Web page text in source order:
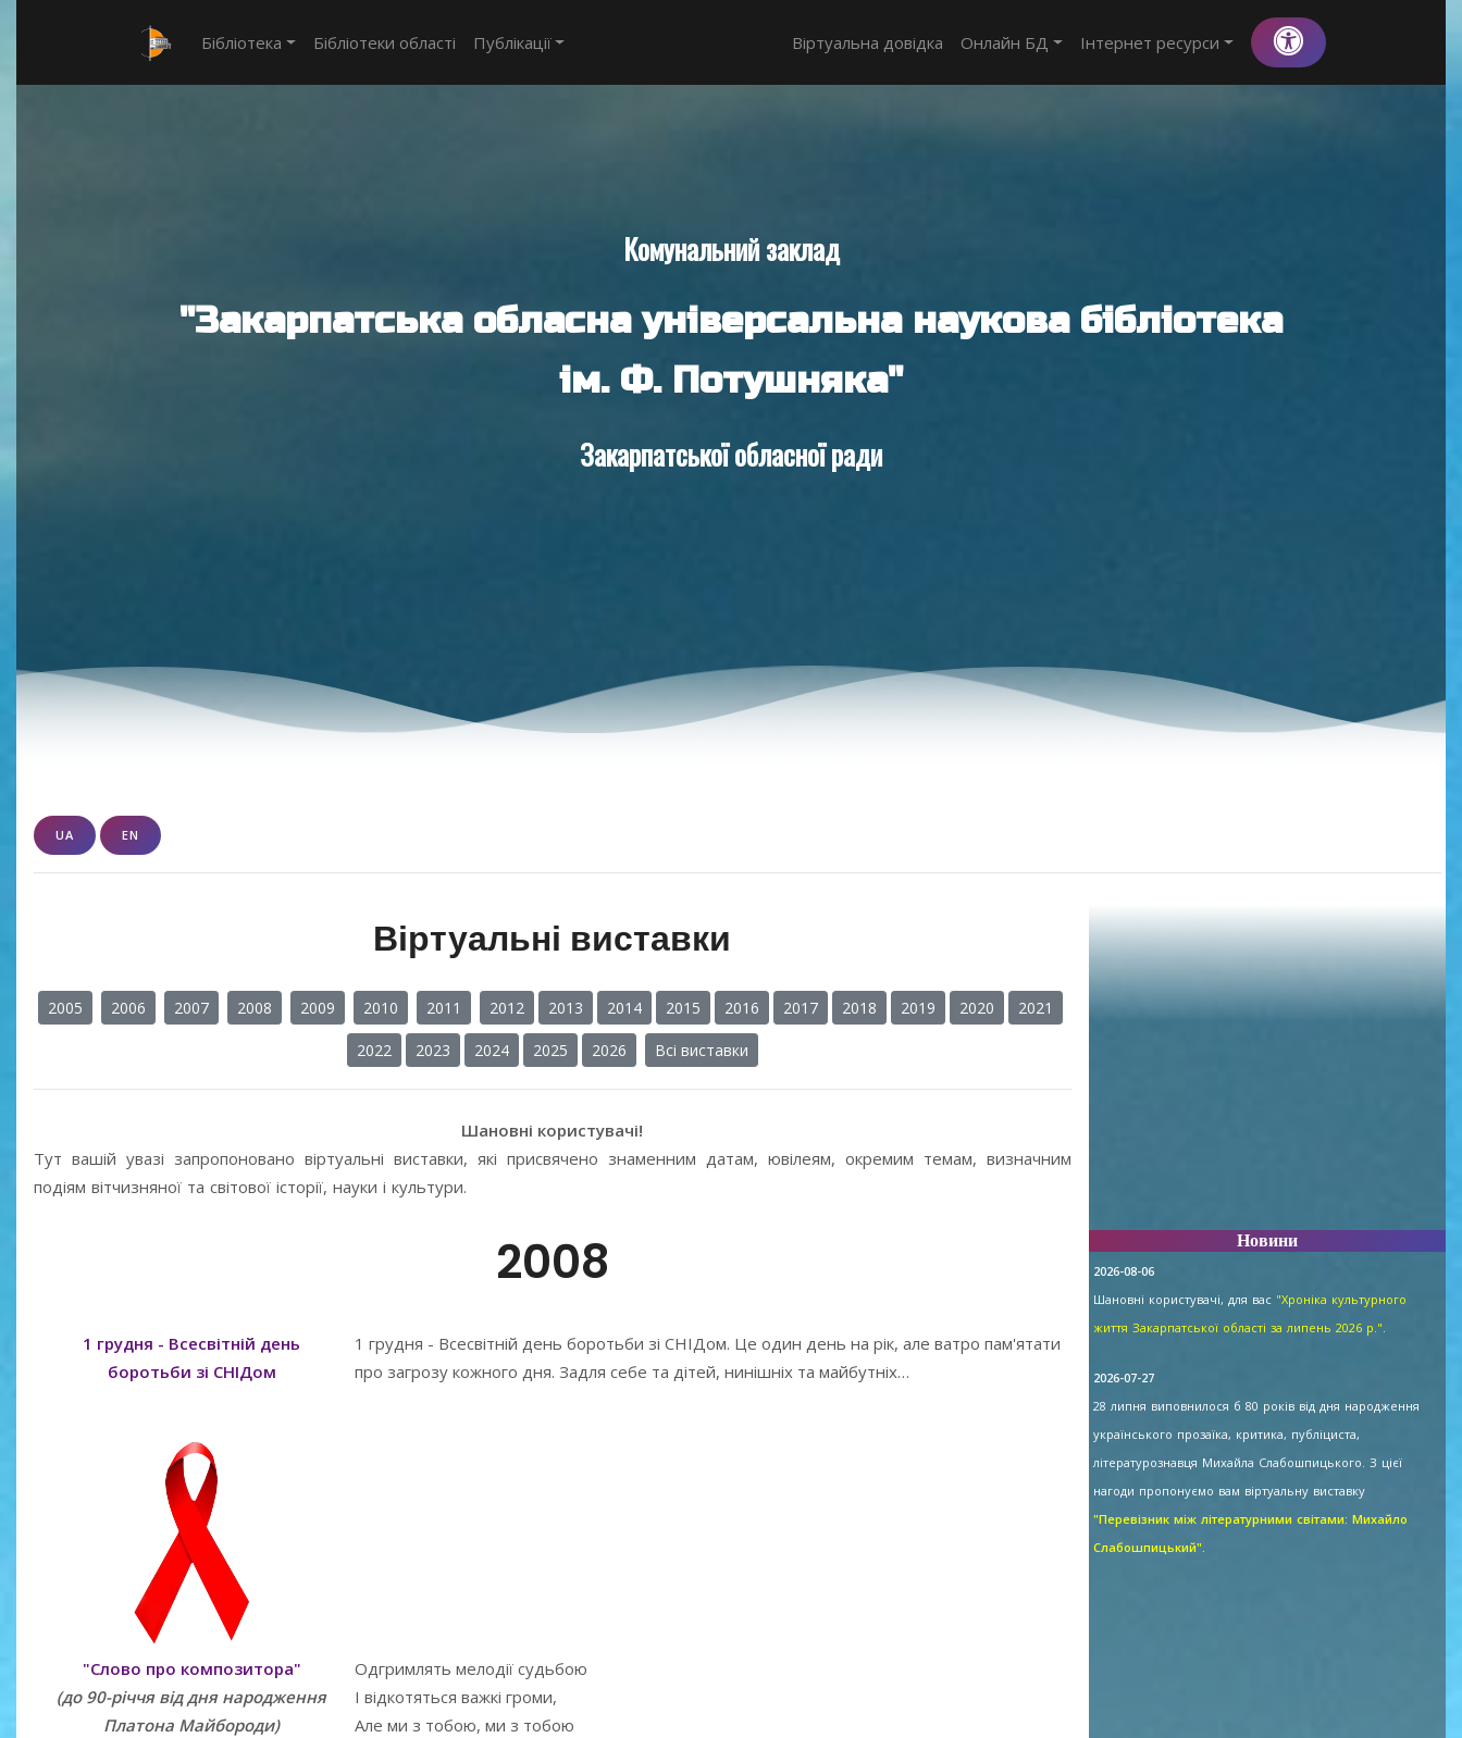
Бібліотека Бібліотеки області Публікації Віртуальна довідка Онлайн БД Інтернет ресурси
Комунальний заклад
"Закарпатська обласна універсальна наукова бібліотека
ім. Ф. Потушняка"
Закарпатської обласної ради
UA EN
Віртуальні виставки
2005 2006 2007 2008 2009 2010 2011 2012 2013 2014 2015 2016 2017 2018 2019 2020 2021
2022 2023 2024 2025 2026 Всі виставки
Шановні користувачі!
Тут вашій увазі запропоновано віртуальні виставки, які присвячено знаменним датам, ювілеям, окремим темам, визначним
подіям вітчизняної та світової історії, науки і культури.
2008
1 грудня - Всесвітній день
боротьби зі СНІДом
1 грудня - Всесвітній день боротьби зі СНІДом. Це один день на рік, але ватро пам'ятати
про загрозу кожного дня. Задля себе та дітей, нинішніх та майбутніх…
"Слово про композитора"
(до 90-річчя від дня народження
Платона Майбороди)
Одгримлять мелодії судьбою
І відкотяться важкі громи,
Але ми з тобою, ми з тобою
Новини
2026-08-06
Шановні користувачі, для вас "Хроніка культурного
життя Закарпатської області за липень 2026 р.".
2026-07-27
28 липня виповнилося б 80 років від дня народження
українського прозаїка, критика, публіциста,
літературознавця Михайла Слабошпицького. З цієї
нагоди пропонуємо вам віртуальну виставку
"Перевізник між літературними світами: Михайло
Слабошпицький".